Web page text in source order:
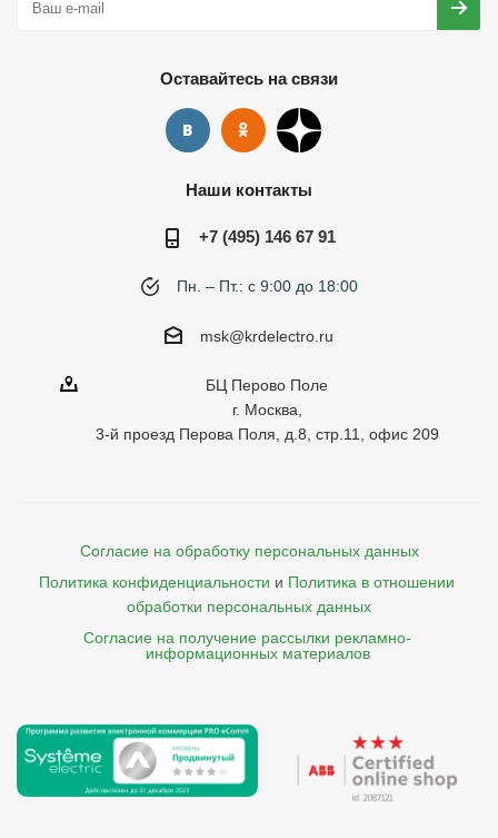
Оставайтесь на связи
Наши контакты
+7 (495) 146 67 91
Пн. – Пт.: с 9:00 до 18:00
msk@krdelectro.ru
БЦ Перово Поле
г. Москва,
3-й проезд Перова Поля, д.8, стр.11, офис 209
Согласие на обработку персональных данных
Политика конфиденциальности и Политика в отношении
обработки персональных данных
Согласие на получение рассылки рекламно-
    информационных материалов